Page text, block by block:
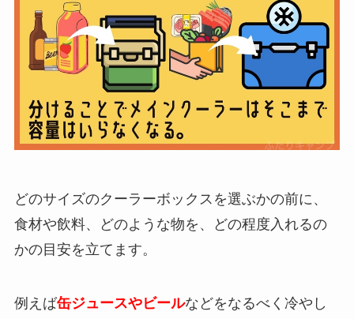
どのサイズのクーラーボックスを選ぶかの前に、
食材や飲料、どのような物を、どの程度入れるの
かの目安を立てます。
例えば缶ジュースやビールなどをなるべく冷やし